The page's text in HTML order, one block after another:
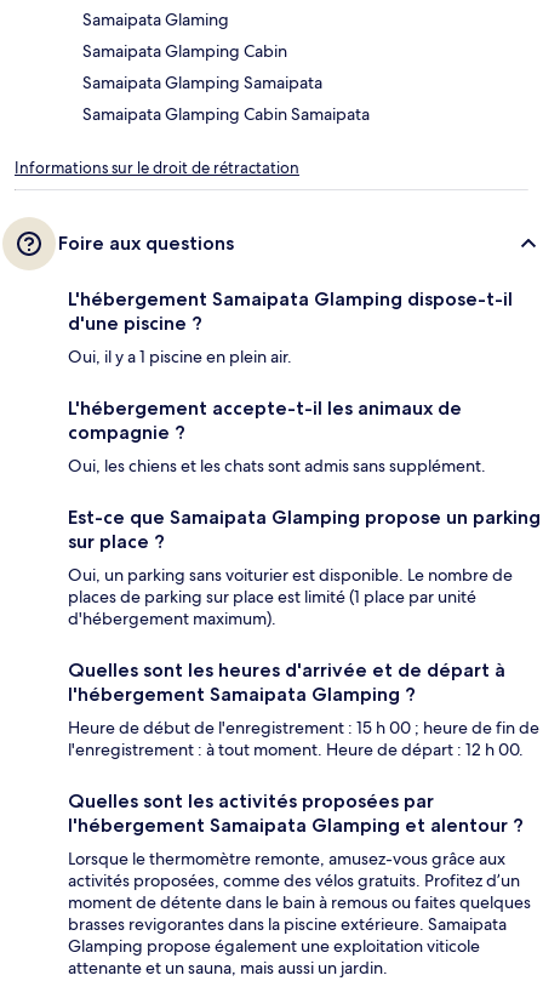
Samaipata Glaming
Samaipata Glamping Cabin
Samaipata Glamping Samaipata
Samaipata Glamping Cabin Samaipata
Informations sur le droit de rétractation
Foire aux questions
L'hébergement Samaipata Glamping dispose-t-il
d'une piscine ?
Oui, il y a 1 piscine en plein air.
L'hébergement accepte-t-il les animaux de
compagnie ?
Oui, les chiens et les chats sont admis sans supplément.
Est-ce que Samaipata Glamping propose un parking
sur place ?
Oui, un parking sans voiturier est disponible. Le nombre de
places de parking sur place est limité (1 place par unité
d'hébergement maximum).
Quelles sont les heures d'arrivée et de départ à
l'hébergement Samaipata Glamping ?
Heure de début de l'enregistrement : 15 h 00 ; heure de fin de
l'enregistrement : à tout moment. Heure de départ : 12 h 00.
Quelles sont les activités proposées par
l'hébergement Samaipata Glamping et alentour ?
Lorsque le thermomètre remonte, amusez-vous grâce aux
activités proposées, comme des vélos gratuits. Profitez d’un
moment de détente dans le bain à remous ou faites quelques
brasses revigorantes dans la piscine extérieure. Samaipata
Glamping propose également une exploitation viticole
attenante et un sauna, mais aussi un jardin.